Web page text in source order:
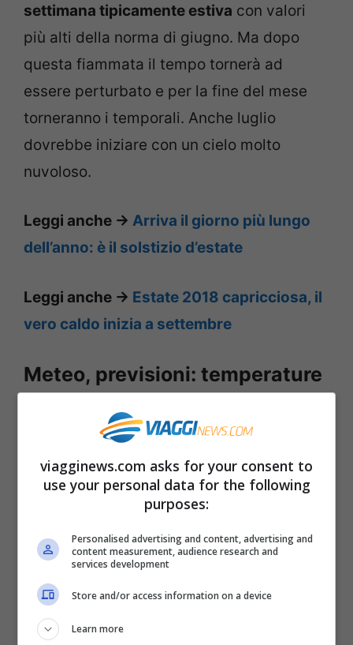
settimana tipicamente estiva con valori
più alti della norma di giugno. Ma dopo
questa fiammata il tempo tornerà ad
essere perturbato e per la fine del mese
torneranno i temporali. Anche luglio
dovrebbe iniziare con un cielo molto
nuvoloso.
Leggi anche -> Arriva il giorno più lungo
dell’anno: è il solstizio d’estate
Leggi anche -> Estate 2018 capricciosa, il
vero caldo inizia a settembre
Meteo, previsioni: temperature
Dopo un weekend con ancora
instabile al Sude in parte del centro, da
il quadro cambierà: l’Alta
quanto correnti perturbate interesseranno
ancora le regioni meridionali assisteremo
ad un netto incremento dei valori termici.
Anticiclone africano soffierà sull’Italia
viagginews.com asks for your consent to
use your personal data for the following
purposes:
Personalised advertising and content, advertising and
content measurement, audience research and
services development
Store and/or access information on a device
Learn more